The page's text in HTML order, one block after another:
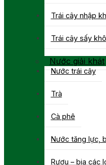
Trái cây nhập
Trái cây sấy khô
Nước giải khát
Nước trái cây
Trà
Cà phê
Nước tăng lực,
Rượu – bia các